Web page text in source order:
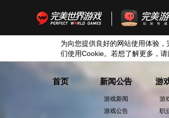
为向您提供良好的网站使用体验
们使用Cookie。若想了解更多，
首页 新闻公告
游戏新闻
游戏公告
游
游
职